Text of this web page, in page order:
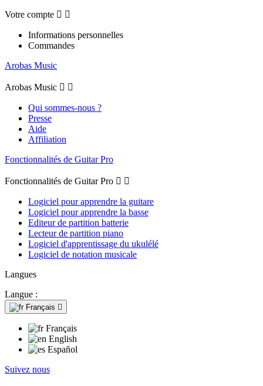
Votre compte  
Informations personnelles
Commandes
Arobas Music
Arobas Music  
Qui sommes-nous ?
Presse
Aide
Affiliation
Fonctionnalités de Guitar Pro
Fonctionnalités de Guitar Pro  
Logiciel pour apprendre la guitare
Logiciel pour apprendre la basse
Editeur de partition batterie
Lecteur de partition piano
Logiciel d'apprentissage du ukulélé
Logiciel de notation musicale
Langues
Langue :
Français 
Français
English
Español
Suivez nous